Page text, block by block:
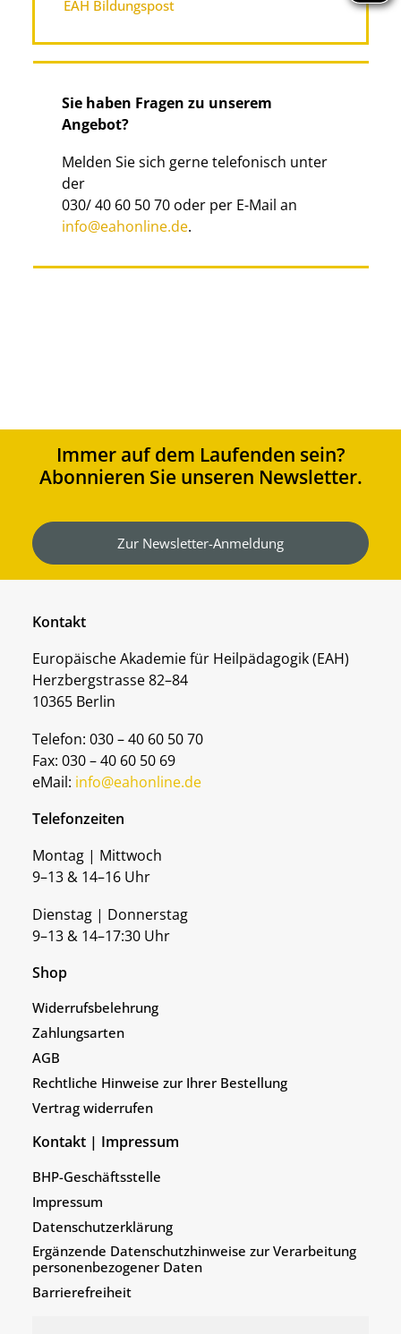
EAH Bildungspost
Sie haben Fragen zu unserem
Angebot?
Melden Sie sich gerne telefonisch unter
der
030/ 40 60 50 70 oder per E-Mail an
info@eahonline.de.
Immer auf dem Laufenden sein?
Abonnieren Sie unseren Newsletter.
Zur Newsletter-Anmeldung
Kontakt
Europäische Akademie für Heilpädagogik (EAH)
Herzbergstrasse 82–84
10365 Berlin
Telefon: 030 – 40 60 50 70
Fax: 030 – 40 60 50 69
eMail: info@eahonline.de
Telefonzeiten
Montag | Mittwoch
9–13 & 14–16 Uhr
Dienstag | Donnerstag
9–13 & 14–17:30 Uhr
Shop
Widerrufsbelehrung
Zahlungsarten
AGB
Rechtliche Hinweise zur Ihrer Bestellung
Vertrag widerrufen
Kontakt | Impressum
BHP-Geschäftsstelle
Impressum
Datenschutzerklärung
Ergänzende Datenschutzhinweise zur Verarbeitung
personenbezogener Daten
Barrierefreiheit